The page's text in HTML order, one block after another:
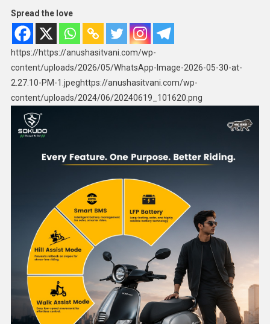
Spread the love
https://https://anushasitvani.com/wp-
content/uploads/2026/05/WhatsApp-Image-2026-05-30-at-
2.27.10-PM-1.jpeghttps://anushasitvani.com/wp-
content/uploads/2024/06/20240619_101620.png